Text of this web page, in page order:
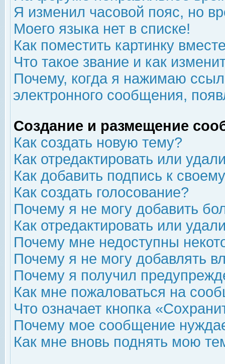
Я изменил часовой пояс, но
Моего языка нет в списке!
Как поместить картинку
Что такое звание и как
Почему, когда я нажимаю
электронного сообщения,
Создание и размещение
Как создать новую тему?
Как отредактировать или
Как добавить подпись к
Как создать голосование?
Почему я не могу добавить
Как отредактировать или
Почему мне недоступны
Почему я не могу добавлять
Почему я получил
Как мне пожаловаться на
Что означает кнопка
Почему мое сообщение
Как мне вновь поднять мою